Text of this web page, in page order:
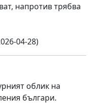
напротив трябва
04-28)
облик на
българи.